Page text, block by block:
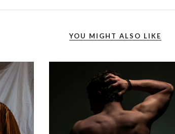
YOU MIGHT ALSO LIKE